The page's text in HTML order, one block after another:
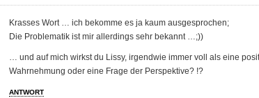
Krasses Wort … ich bekomme es ja kaum ausgesprochen;
Die Problematik ist mir allerdings sehr bekannt …;))
… und auf mich wirkst du Lissy, irgendwie immer voll als eine
Wahrnehmung oder eine Frage der Perspektive? !?
ANTWORT